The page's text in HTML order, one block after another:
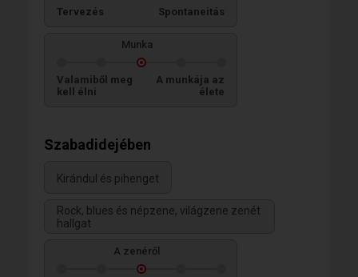
Tervezés Spontaneitás
Munka
Valamiből meg
kell élni
A munkája az
élete
Szabadidejében
Kirándul és pihenget
Rock, blues és népzene, világzene zenét
hallgat
A zenéről